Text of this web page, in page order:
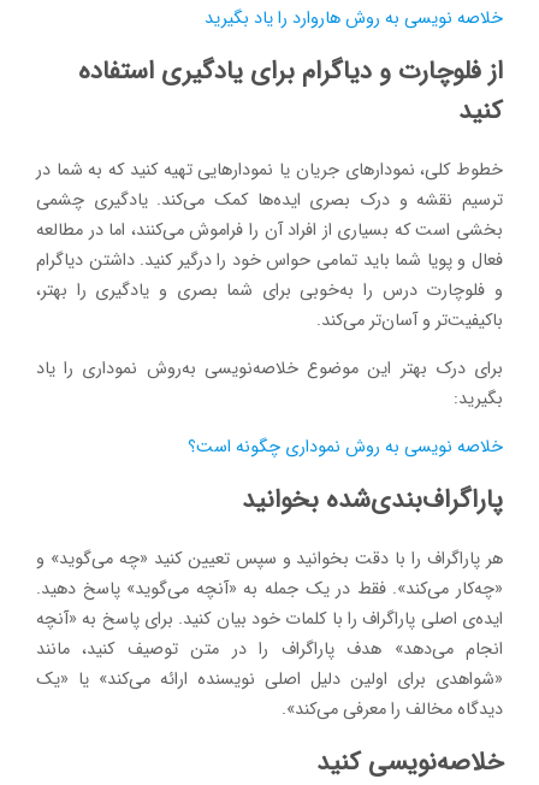
خلاصه نویسی به روش هاروارد را یاد بگیرید
از فلوچارت و دیاگرام برای یادگیری استفاده
کنید
خطوط کلی، نمودارهای جریان یا نمودارهایی تهیه کنید که به شما در
ترسیم نقشه و درک بصری ایده‌ها کمک می‌کند. یادگیری چشمی
بخشی است که بسیاری از افراد آن را فراموش می‌کنند، اما در مطالعه
فعال و پویا شما باید تمامی حواس خود را درگیر کنید. داشتن دیاگرام
و فلوچارت درس را به‌خوبی برای شما بصری و یادگیری را بهتر،
باکیفیت‌تر و آسان‌تر می‌کند.
برای درک بهتر این موضوع خلاصه‌نویسی به‌روش نموداری را یاد
بگیرید:
خلاصه نویسی به روش نموداری چگونه است؟
پاراگراف‌بندی‌شده بخوانید
هر پاراگراف را با دقت بخوانید و سپس تعیین کنید «چه می‌گوید» و
«چه‌کار می‌کند». فقط در یک جمله به «آنچه می‌گوید» پاسخ دهید.
ایده‌ی اصلی پاراگراف را با کلمات خود بیان کنید. برای پاسخ به «آنچه
انجام می‌دهد» هدف پاراگراف را در متن توصیف کنید، مانند
«شواهدی برای اولین دلیل اصلی نویسنده ارائه می‌کند» یا «یک
دیدگاه مخالف را معرفی می‌کند».
خلاصه‌نویسی کنید